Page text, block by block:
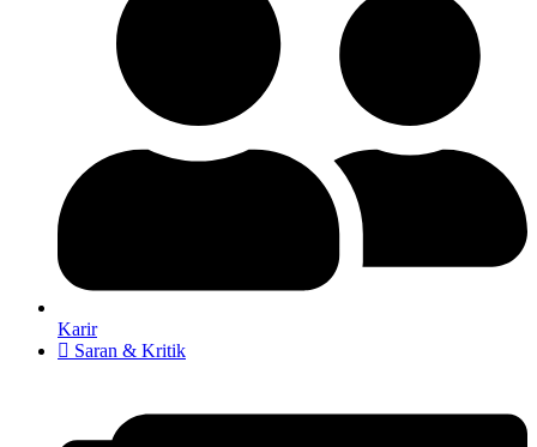
Karir
Saran & Kritik